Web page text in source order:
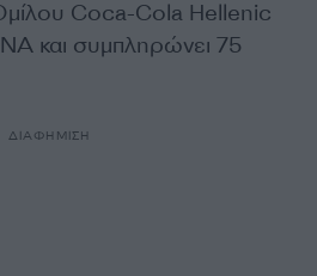
Coca-Cola Hellenic
και συμπληρώνει 75
ΔΙΑΦΗΜΙΣΗ